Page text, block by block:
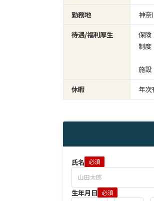
勤務地
神奈
待遇/福利厚生
保険
制度
※
施設
休暇
年次
氏名 必須
生年月日 必須